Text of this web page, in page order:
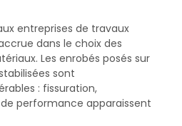
entreprises de travaux
dans le choix des
Les enrobés posés sur
sont
: fissuration,
performance apparaissent